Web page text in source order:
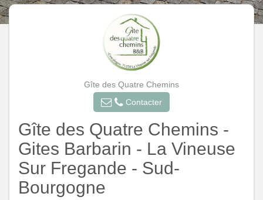
Gîte des Quatre Chemins
Contacter
Gîte des Quatre Chemins -
Gites Barbarin - La Vineuse
Sur Fregande - Sud-
Bourgogne